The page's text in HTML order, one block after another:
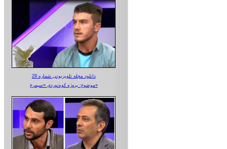
دانلود مجله تلویزیونی شماره 29
موضوع: پروژه کوه‌نوردی «سیمرغ»